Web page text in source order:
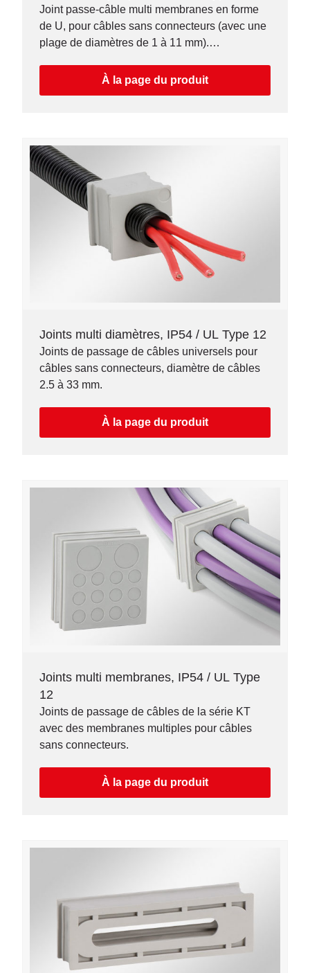
Joint passe-câble multi membranes en forme
de U, pour câbles sans connecteurs (avec une
plage de diamètres de 1 à 11 mm).
À la page du produit
Joints multi diamètres, IP54 / UL Type 12
Joints de passage de câbles universels pour
câbles sans connecteurs, diamètre de câbles
2.5 à 33 mm.
À la page du produit
Joints multi membranes, IP54 / UL Type
12
Joints de passage de câbles de la série KT
avec des membranes multiples pour câbles
sans connecteurs.
À la page du produit